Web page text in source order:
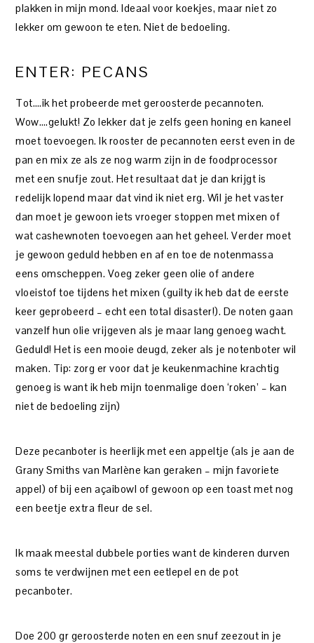
plakken in mijn mond. Ideaal voor koekjes, maar niet zo
lekker om gewoon te eten. Niet de bedoeling.
ENTER: PECANS
Tot….ik het probeerde met geroosterde pecannoten.
Wow….gelukt! Zo lekker dat je zelfs geen honing en kaneel
moet toevoegen. Ik rooster de pecannoten eerst even in de
pan en mix ze als ze nog warm zijn in de foodprocessor
met een snufje zout. Het resultaat dat je dan krijgt is
redelijk lopend maar dat vind ik niet erg. Wil je het vaster
dan moet je gewoon iets vroeger stoppen met mixen of
wat cashewnoten toevoegen aan het geheel. Verder moet
je gewoon geduld hebben en af en toe de notenmassa
eens omscheppen. Voeg zeker geen olie of andere
vloeistof toe tijdens het mixen (guilty ik heb dat de eerste
keer geprobeerd – echt een total disaster!). De noten gaan
vanzelf hun olie vrijgeven als je maar lang genoeg wacht.
Geduld! Het is een mooie deugd, zeker als je notenboter wil
maken. Tip: zorg er voor dat je keukenmachine krachtig
genoeg is want ik heb mijn toenmalige doen ‘roken’ – kan
niet de bedoeling zijn)
Deze pecanboter is heerlijk met een appeltje (als je aan de
Grany Smiths van Marlène kan geraken – mijn favoriete
appel) of bij een açaibowl of gewoon op een toast met nog
een beetje extra fleur de sel.
Ik maak meestal dubbele porties want de kinderen durven
soms te verdwijnen met een eetlepel en de pot
pecanboter.
Doe 200 gr geroosterde noten en een snuf zeezout in je